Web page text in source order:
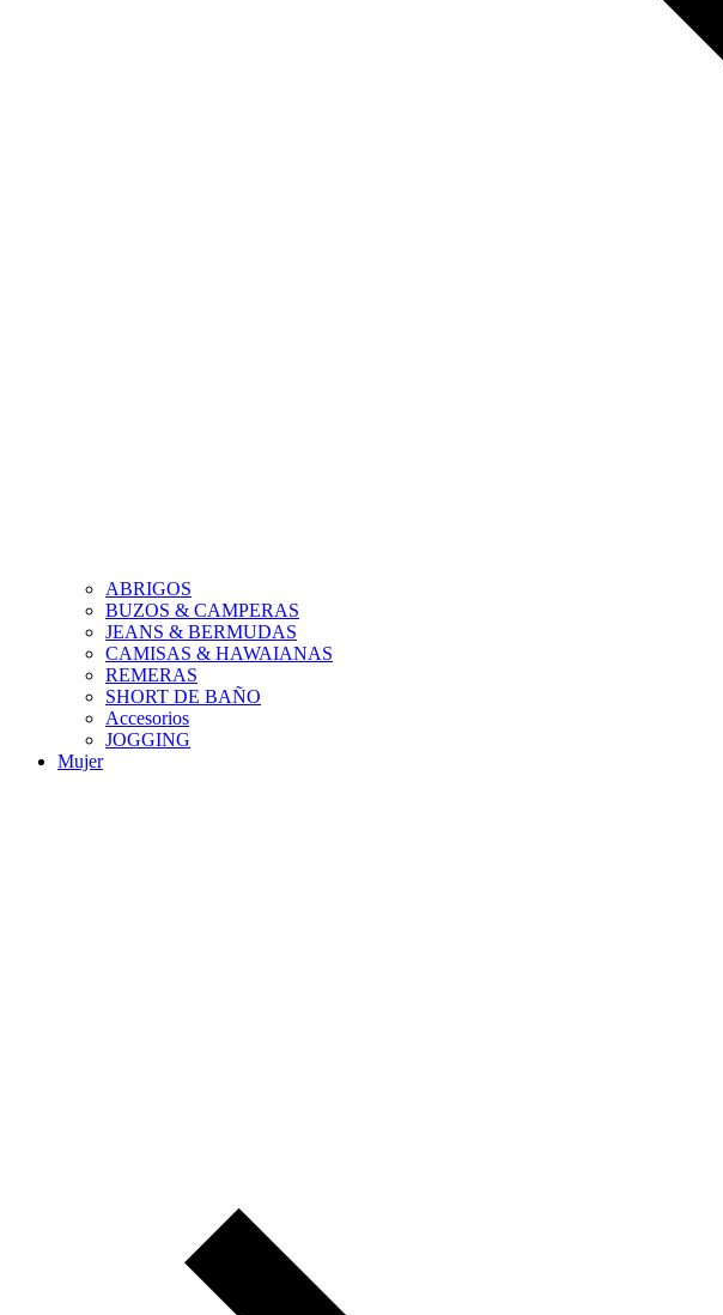
ABRIGOS
BUZOS & CAMPERAS
JEANS & BERMUDAS
CAMISAS & HAWAIANAS
REMERAS
SHORT DE BAÑO
Accesorios
JOGGING
Mujer